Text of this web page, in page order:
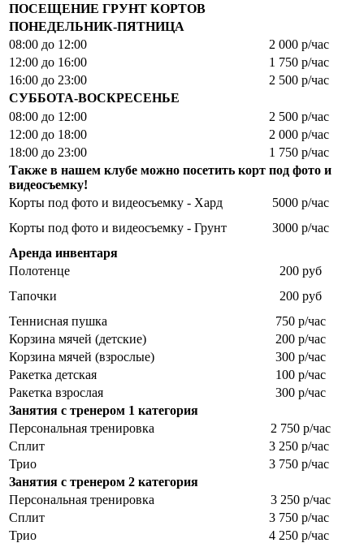
ПОСЕЩЕНИЕ ГРУНТ КОРТОВ
ПОНЕДЕЛЬНИК-ПЯТНИЦА
08:00 до 12:00
2 000 р/час
12:00 до 16:00
1 750 р/час
16:00 до 23:00
2 500 р/час
СУББОТА-ВОСКРЕСЕНЬЕ
08:00 до 12:00
2 500 р/час
12:00 до 18:00
2 000 р/час
18:00 до 23:00
1 750 р/час
Также в нашем клубе можно посетить корт под фото и
видеосъемку!
Корты под фото и видеосъемку - Хард
5000 р/час
Корты под фото и видеосъемку - Грунт
3000 р/час
Аренда инвентаря
Полотенце
200 руб
Тапочки
200 руб
Теннисная пушка
750 р/час
Корзина мячей (детские)
200 р/час
Корзина мячей (взрослые)
300 р/час
Ракетка детская
100 р/час
Ракетка взрослая
300 р/час
Занятия с тренером 1 категория
Персональная тренировка
2 750 р/час
Сплит
3 250 р/час
Трио
3 750 р/час
Занятия с тренером 2 категория
Персональная тренировка
3 250 р/час
Сплит
3 750 р/час
Трио
4 250 р/час